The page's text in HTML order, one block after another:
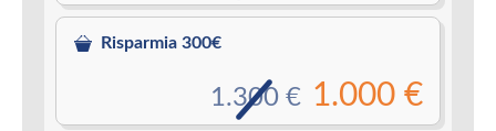
Risparmia 300€
1.000 €
1.300 €